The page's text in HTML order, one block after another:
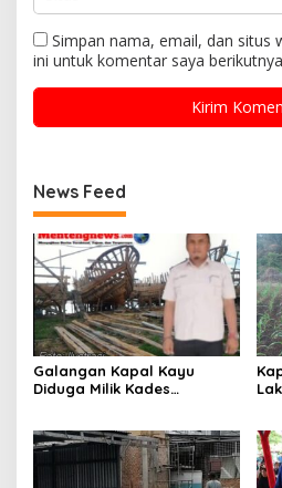
Simpan nama, email, dan situs
ini untuk komentar saya
News Feed
Galangan Kapal Kayu
Diduga Milik Kades
Masyarakat Menilai Bahan
Material Kapal Kayu
Diduga dari Hasil Ilegal